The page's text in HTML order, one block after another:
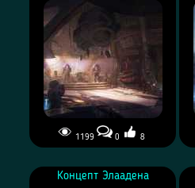
1199 0 8
Слоан Келли
Концепт Элаадена